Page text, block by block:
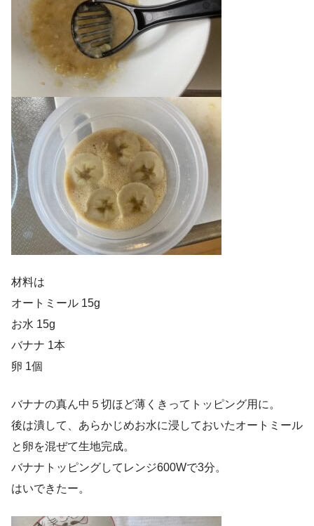
材料は
オートミール 15g
お水 15g
バナナ 1本
卵 1個
バナナの真ん中５切ほど薄くきってトッピング用に。
後は潰して、あらかじめお水に浸しておいたオートミール
と卵を混ぜて生地完成。
バナナトッピングしてレンジ600Wで3分。
はいできたー。